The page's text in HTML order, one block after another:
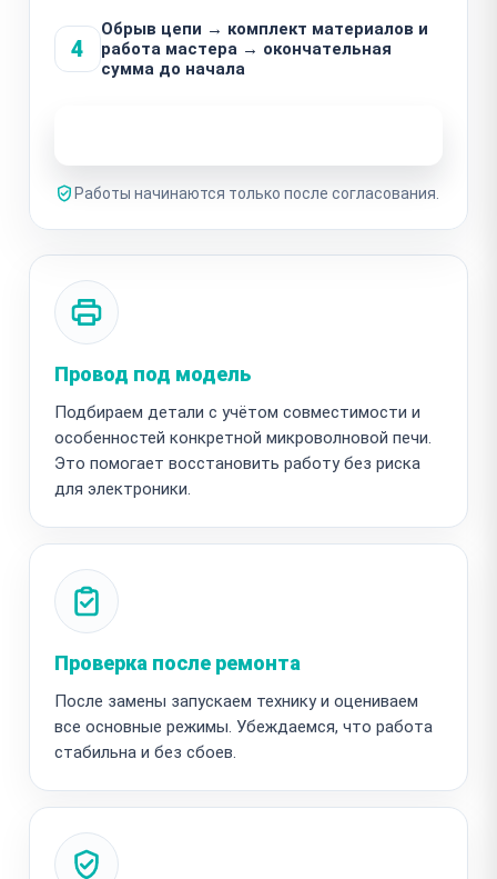
4
Обрыв цепи → комплект материалов и
работа мастера → окончательная
сумма до начала
Работы начинаются только после согласования.
Провод под модель
Подбираем детали с учётом совместимости и
особенностей конкретной микроволновой печи.
Это помогает восстановить работу без риска
для электроники.
Проверка после ремонта
После замены запускаем технику и оцениваем
все основные режимы. Убеждаемся, что работа
стабильна и без сбоев.